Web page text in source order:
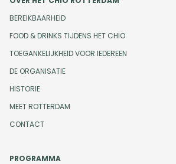
BEREIKBAARHEID
FOOD & DRINKS TIJDENS HET CHIO
TOEGANKELIJKHEID VOOR IEDEREEN
DE ORGANISATIE
HISTORIE
MEET ROTTERDAM
CONTACT
PROGRAMMA